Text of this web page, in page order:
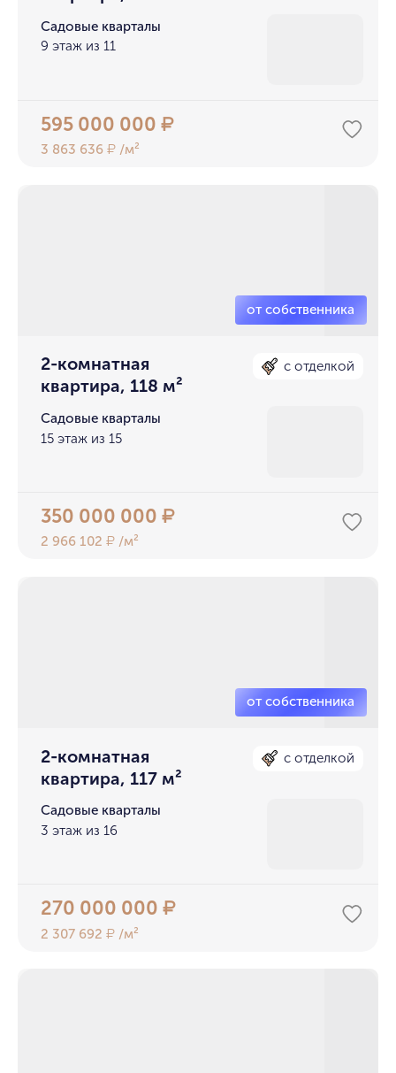
Садовые кварталы
9 этаж из 11
595 000 000₽
3 863 636₽ /м²
2-комнатная
квартира, 118 м²
с отделкой
Садовые кварталы
15 этаж из 15
350 000 000₽
2 966 102₽ /м²
2-комнатная
квартира, 117 м²
с отделкой
Садовые кварталы
3 этаж из 16
270 000 000₽
2 307 692₽ /м²